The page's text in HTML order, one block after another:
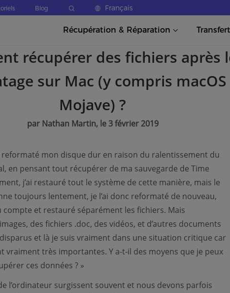
Blog Français
Récupération & Réparation
récupérer des fichiers après
sur Mac (y compris macOS
Mojave) ?
par Nathan Martin, le 3 février 2019
reformaté mon disque dur en raison du ralentissement du
en pensant tout récupérer de ma sauvegarde de Time
j’ai restauré tout le système de cette manière, mais le
toujours lentement, je l’ai donc reformaté de nouveau,
compte et restauré séparément les fichiers. Mais
des fichiers .doc, des vidéos, et d’autres documents
et là je suis vraiment dans une situation critique car
vraiment très importantes. Y a-t-il des moyens que je peux
ces données ? »
l’ordinateur surgissent souvent et nous devons parfois